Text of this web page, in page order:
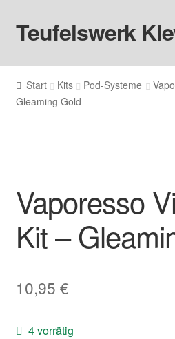
Zur
Navigation
Zum
Inhalt
Teufelswerk
Startseite
Hardware
Big Puff
Aromen
Basen & Nikotin
Start Kits Pod-Systeme
Gleaming Gold
Vaporesso
Kit –
10,95 €
4 vorrätig